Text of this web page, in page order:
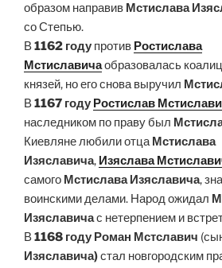
образом направив Мстислава
со Степью.
В1162 году против Ростислава
Мстиславичаобразовалась
князей, но его снова выручил
В1167 году Ростислав
наследником по праву был
Киевляне любили отцаМстислава
Изяславича, Изяслава
самого Мстислава Изяславича,
воинскими делами. Народ ожидал
Изяславичас нетерпением и
В1168 году Роман Мстславич
Изяславича)стал новгородским